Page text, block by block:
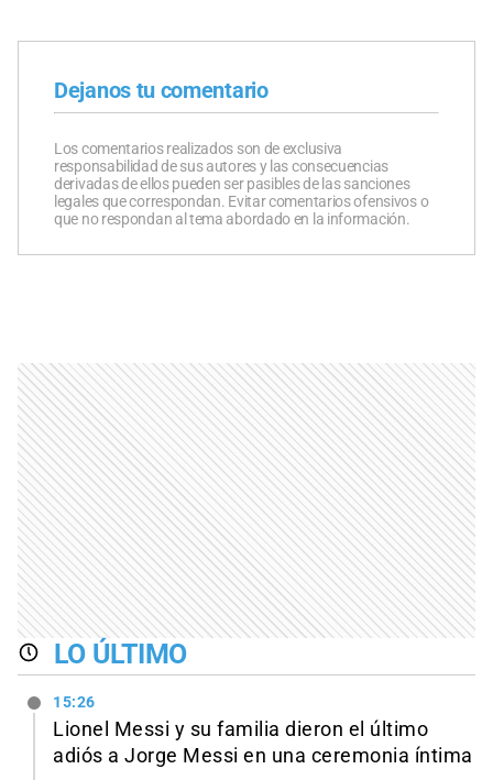
Dejanos tu comentario
Los comentarios realizados son de exclusiva
responsabilidad de sus autores y las consecuencias
derivadas de ellos pueden ser pasibles de las sanciones
legales que correspondan. Evitar comentarios ofensivos o
que no respondan al tema abordado en la información.
LO ÚLTIMO
15:26
Lionel Messi y su familia dieron el último
adiós a Jorge Messi en una ceremonia íntima